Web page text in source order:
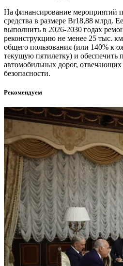
На финансирование мероприятий
средства в размере Br18,88 млрд.
выполнить в 2026-2030 годах
реконструкцию не менее 25 тыс.
общего пользования (или 140% к
текущую пятилетку) и обеспечить
автомобильных дорог,
безопасности.
Рекомендуем